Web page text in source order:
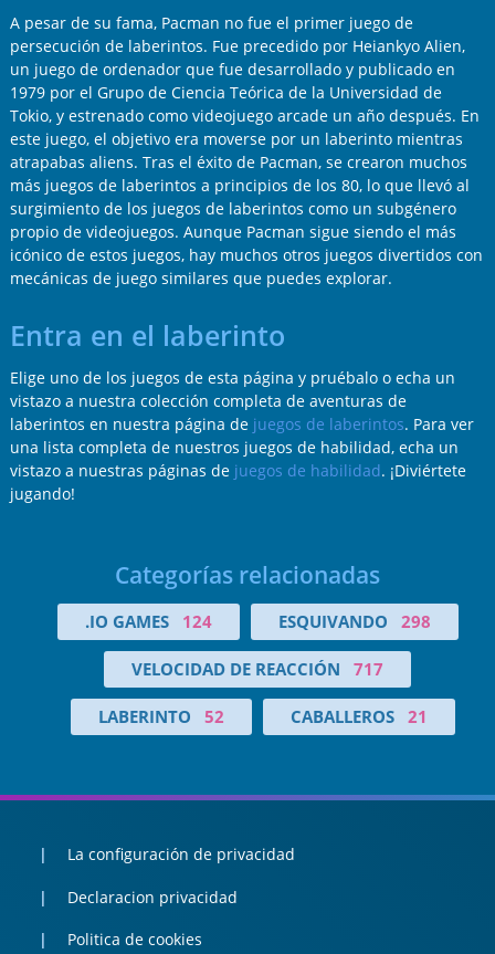
A pesar de su fama, Pacman no fue el primer juego de
persecución de laberintos. Fue precedido por Heiankyo Alien,
un juego de ordenador que fue desarrollado y publicado en
1979 por el Grupo de Ciencia Teórica de la Universidad de
Tokio, y estrenado como videojuego arcade un año después. En
este juego, el objetivo era moverse por un laberinto mientras
atrapabas aliens. Tras el éxito de Pacman, se crearon muchos
más juegos de laberintos a principios de los 80, lo que llevó al
surgimiento de los juegos de laberintos como un subgénero
propio de videojuegos. Aunque Pacman sigue siendo el más
icónico de estos juegos, hay muchos otros juegos divertidos con
mecánicas de juego similares que puedes explorar.
Entra en el laberinto
Elige uno de los juegos de esta página y pruébalo o echa un
vistazo a nuestra colección completa de aventuras de
laberintos en nuestra página de juegos de laberintos. Para ver
una lista completa de nuestros juegos de habilidad, echa un
vistazo a nuestras páginas de juegos de habilidad. ¡Diviértete
jugando!
Categorías relacionadas
.IO GAMES 124 ESQUIVANDO 298
VELOCIDAD DE REACCIÓN 717
LABERINTO 52 CABALLEROS 21
La configuración de privacidad
Declaracion privacidad
Politica de cookies